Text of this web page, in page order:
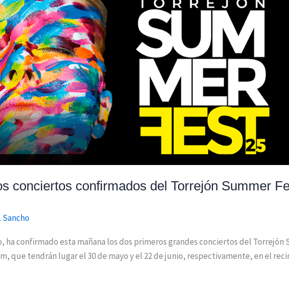
conciertos confirmados del Torrejón Summer
Sancho
confirmado esta mañana los dos primeros grandes conciertos del Torrejón
que tendrán lugar el 30 de mayo y el 22 de junio, respectivamente, en el